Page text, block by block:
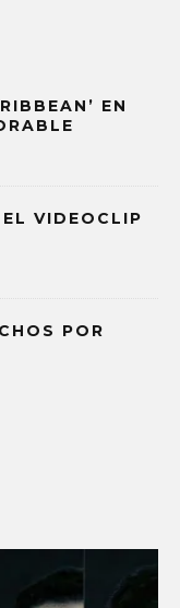
EN
VIDEOCLIP
POR